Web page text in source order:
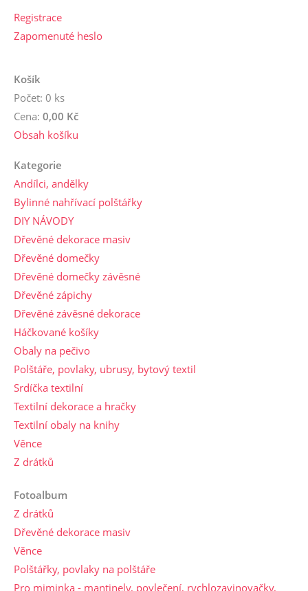
Registrace
Zapomenuté heslo
Košík
Počet: 0 ks
Cena: 0,00 Kč
Obsah košíku
Kategorie
Andílci, andělky
Bylinné nahřívací polštářky
DIY NÁVODY
Dřevěné dekorace masiv
Dřevěné domečky
Dřevěné domečky závěsné
Dřevěné zápichy
Dřevěné závěsné dekorace
Háčkované košíky
Obaly na pečivo
Polštáře, povlaky, ubrusy, bytový textil
Srdíčka textilní
Textilní dekorace a hračky
Textilní obaly na knihy
Věnce
Z drátků
Fotoalbum
Z drátků
Dřevěné dekorace masiv
Věnce
Polštářky, povlaky na polštáře
Pro miminka - mantinely, povlečení, rychlozavinovačky,